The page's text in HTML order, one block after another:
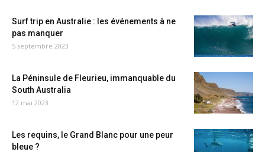
Surf trip en Australie : les événements à ne
pas manquer
5 septembre 2023
La Péninsule de Fleurieu, immanquable du
South Australia
12 mai 2023
Les requins, le Grand Blanc pour une peur
bleue ?